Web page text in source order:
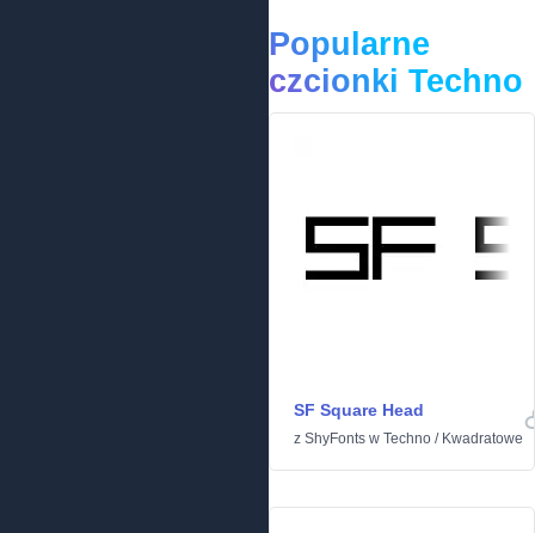
Popularne
czcionki Techno
SF Square Head
z ShyFonts w Techno / Kwadratowe